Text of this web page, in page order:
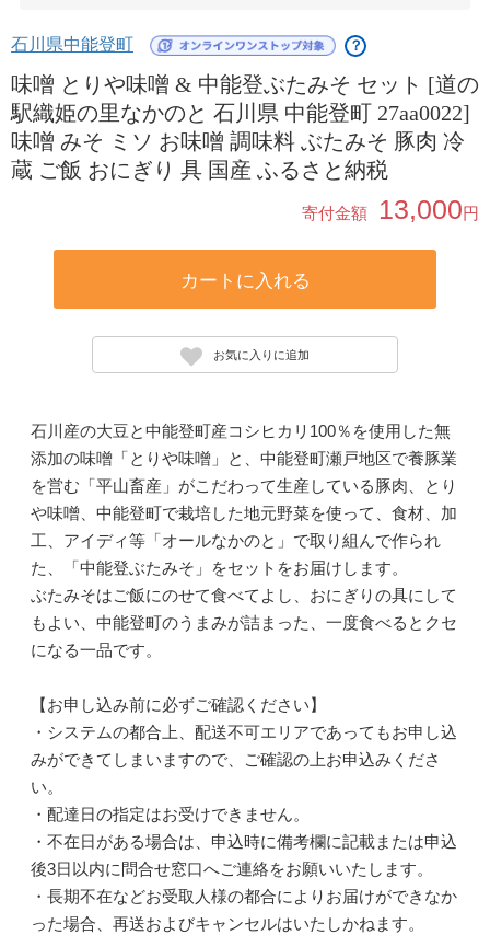
石川県中能登町 ？
味噌 とりや味噌 & 中能登ぶたみそ セット [道の
駅織姫の里なかのと 石川県 中能登町 27aa0022]
味噌 みそ ミソ お味噌 調味料 ぶたみそ 豚肉 冷
蔵 ご飯 おにぎり 具 国産 ふるさと納税
寄付金額 13,000円
カートに入れる
お気に入りに追加
石川産の大豆と中能登町産コシヒカリ100％を使用した無
添加の味噌「とりや味噌」と、中能登町瀬戸地区で養豚業
を営む「平山畜産」がこだわって生産している豚肉、とり
や味噌、中能登町で栽培した地元野菜を使って、食材、加
工、アイディ等「オールなかのと」で取り組んで作られ
た、「中能登ぶたみそ」をセットをお届けします。
ぶたみそはご飯にのせて食べてよし、おにぎりの具にして
もよい、中能登町のうまみが詰まった、一度食べるとクセ
になる一品です。
【お申し込み前に必ずご確認ください】
・システムの都合上、配送不可エリアであってもお申し込
みができてしまいますので、ご確認の上お申込みくださ
い。
・配達日の指定はお受けできません。
・不在日がある場合は、申込時に備考欄に記載または申込
後3日以内に問合せ窓口へご連絡をお願いいたします。
・長期不在などお受取人様の都合によりお届けができなか
った場合、再送およびキャンセルはいたしかねます。